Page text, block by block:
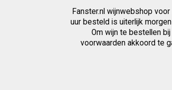
Fanster.nl wijnwebshop
uur besteld is uiterlijk
Om wijn te bestellen
voorwaarden akkoord te
Wijnwinkel voor de beste wijnen